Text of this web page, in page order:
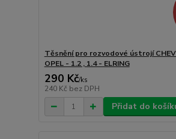
Těsnění pro rozvodové ústrojí
OPEL - 1.2 , 1.4 - ELRING
290 Kč/ks
240 Kč bez DPH
Přidat do